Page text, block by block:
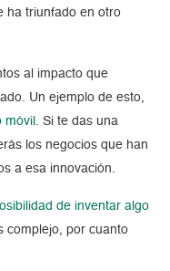
ha triunfado en otro
al impacto que
Un ejemplo de esto,
móvil. Si te das una
los negocios que han
a esa innovación.
de inventar algo
complejo, por cuanto